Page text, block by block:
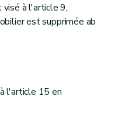
à l'article 9,
est supprimée ab
l'article 15 en